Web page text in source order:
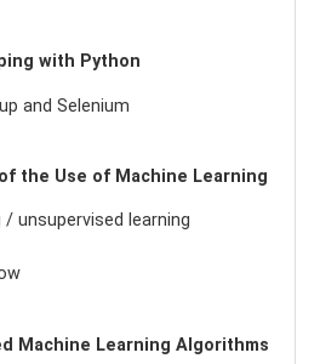
with Python
and Selenium
the Use of Machine Learning
/ unsupervised learning
Machine Learning Algorithms